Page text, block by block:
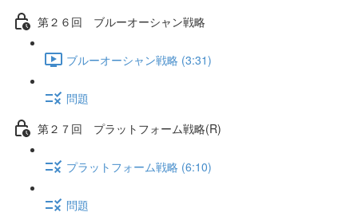
第２６回 ブルーオーシャン戦略
ブルーオーシャン戦略 (3:31)
問題
第２７回 プラットフォーム戦略(R)
プラットフォーム戦略 (6:10)
問題